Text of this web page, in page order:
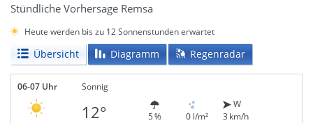
Stündliche Vorhersage Remsa
Heute werden bis zu 12 Sonnenstunden erwartet
Übersicht Diagramm Regenradar
06-07 Uhr Sonnig
12° 5 % 0 l/m²
W
3 km/h